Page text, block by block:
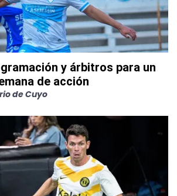
y árbitros para un
de acción
de Cuyo